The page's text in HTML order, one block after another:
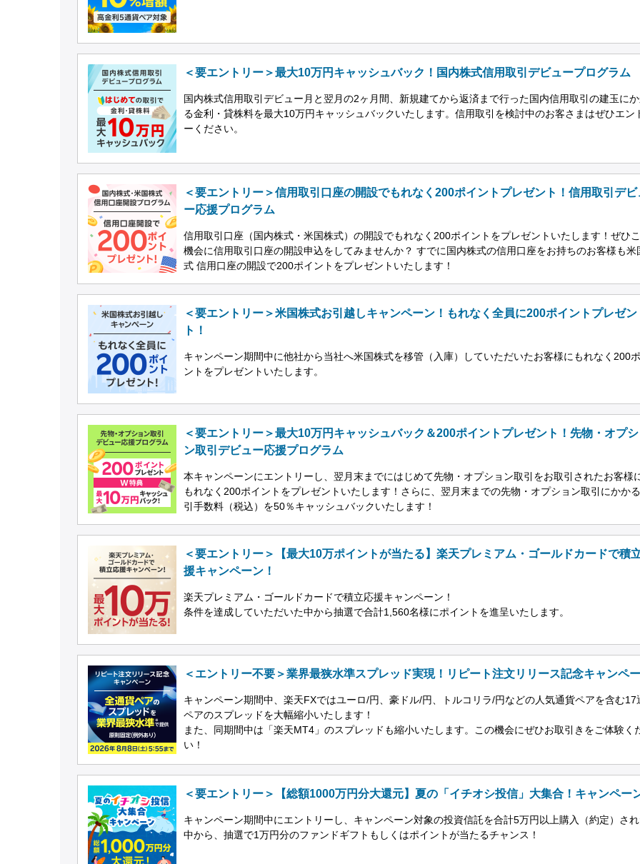
＜要エントリー＞最大10万円キャッシュバック！国内株式信用取引デビュープログラム
国内株式信用取引デビュー月と翌月の2ヶ月間、新規建てから返済まで行った国内信用取引の建玉に
る金利・貸株料を最大10万円キャッシュバックいたします。信用取引を検討中のお客さまはぜひエン
ーください。
＜要エントリー＞信用取引口座の開設でもれなく200ポイントプレゼント！信用取引デビ
ー応援プログラム
信用取引口座（国内株式・米国株式）の開設でもれなく200ポイントをプレゼントいたします！ぜひ
機会に信用取引口座の開設申込をしてみませんか？ すでに国内株式の信用口座をお持ちのお客様も米
式 信用口座の開設で200ポイントをプレゼントいたします！
＜要エントリー＞米国株式お引越しキャンペーン！もれなく全員に200ポイントプレゼン
ト！
キャンペーン期間中に他社から当社へ米国株式を移管（入庫）していただいたお客様にもれなく200
ントをプレゼントいたします。
＜要エントリー＞最大10万円キャッシュバック＆200ポイントプレゼント！先物・オプシ
ン取引デビュー応援プログラム
本キャンペーンにエントリーし、翌月末までにはじめて先物・オプション取引をお取引されたお客様に
もれなく200ポイントをプレゼントいたします！さらに、翌月末までの先物・オプション取引にかか
引手数料（税込）を50％キャッシュバックいたします！
＜要エントリー＞【最大10万ポイントが当たる】楽天プレミアム・ゴールドカードで積
援キャンペーン！
楽天プレミアム・ゴールドカードで積立応援キャンペーン！
条件を達成していただいた中から抽選で合計1,560名様にポイントを進呈いたします。
＜エントリー不要＞業界最狭水準スプレッド実現！リピート注文リリース記念キャンペ
キャンペーン期間中、楽天FXではユーロ/円、豪ドル/円、トルコリラ/円などの人気通貨ペアを含む17
ペアのスプレッドを大幅縮小いたします！
また、同期間中は「楽天MT4」のスプレッドも縮小いたします。この機会にぜひお取引きをご体験く
い！
＜要エントリー＞【総額1000万円分大還元】夏の「イチオシ投信」大集合！キャンペー
キャンペーン期間中にエントリーし、キャンペーン対象の投資信託を合計5万円以上購入（約定）さ
中から、抽選で1万円分のファンドギフトもしくはポイントが当たるチャンス！